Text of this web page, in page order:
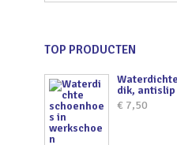
TOP PRODUCTEN
dik,
€ 7,50